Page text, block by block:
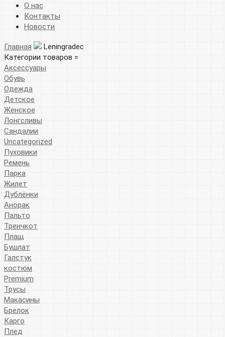
О нас
Контакты
Новости
Главная
Leningradec
Категории товаров =
Аксессуары
Обувь
Одежда
Детское
Женское
Лонгсливы
Сандалии
Uncategorized
Пуховики
Ремень
Парка
Жилет
Дублёнки
Анорак
Пальто
Тренчкот
Плащ
Бушлат
Галстук
костюм
Premium
Трусы
Макасины
Брелок
Карго
Плед